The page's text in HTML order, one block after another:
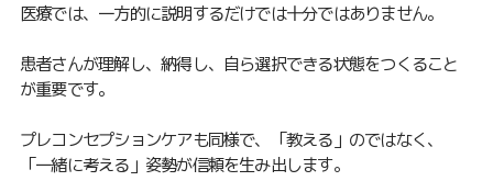
医療では、一方的に説明するだけでは十分ではありません。
患者さんが理解し、納得し、自ら選択できる状態をつくること
が重要です。
プレコンセプションケアも同様で、「教える」のではなく、
「一緒に考える」姿勢が信頼を生み出します。